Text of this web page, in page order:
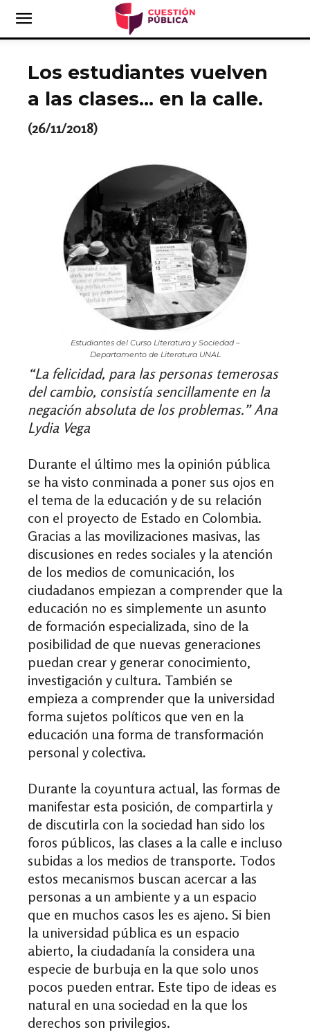
Los estudiantes vuelven
a las clases… en la calle.
(26/11/2018)
Estudiantes del Curso Literatura y Sociedad –
Departamento de Literatura UNAL
“La felicidad, para las personas temerosas
del cambio, consistía sencillamente en la
negación absoluta de los problemas.” Ana
Lydia Vega
Durante el último mes la opinión pública
se ha visto conminada a poner sus ojos en
el tema de la educación y de su relación
con el proyecto de Estado en Colombia.
Gracias a las movilizaciones masivas, las
discusiones en redes sociales y la atención
de los medios de comunicación, los
ciudadanos empiezan a comprender que la
educación no es simplemente un asunto
de formación especializada, sino de la
posibilidad de que nuevas generaciones
puedan crear y generar conocimiento,
investigación y cultura. También se
empieza a comprender que la universidad
forma sujetos políticos que ven en la
educación una forma de transformación
personal y colectiva.
Durante la coyuntura actual, las formas de
manifestar esta posición, de compartirla y
de discutirla con la sociedad han sido los
foros públicos, las clases a la calle e incluso
subidas a los medios de transporte. Todos
estos mecanismos buscan acercar a las
personas a un ambiente y a un espacio
que en muchos casos les es ajeno. Si bien
la universidad pública es un espacio
abierto, la ciudadanía la considera una
especie de burbuja en la que solo unos
pocos pueden entrar. Este tipo de ideas es
natural en una sociedad en la que los
derechos son privilegios.